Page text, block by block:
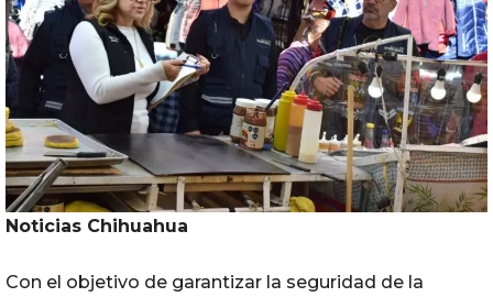
Noticias Chihuahua
Con el objetivo de garantizar la seguridad de la